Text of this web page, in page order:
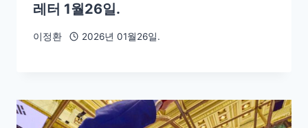
레터 1월26일.
이정환 2026년 01월26일.